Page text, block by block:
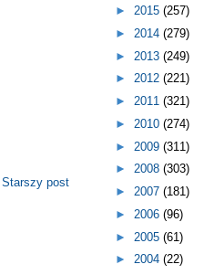
Starszy post
► 2015 (257)
► 2014 (279)
► 2013 (249)
► 2012 (221)
► 2011 (321)
► 2010 (274)
► 2009 (311)
► 2008 (303)
► 2007 (181)
► 2006 (96)
► 2005 (61)
► 2004 (22)